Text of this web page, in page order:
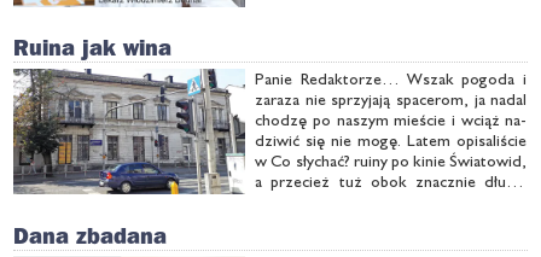
Ruina jak wina
Pa­nie Re­dak­to­rze… Wszak po­go­da i
za­ra­za nie sprzy­ja­ją spa­ce­rom, ja na­dal
cho­dzę po na­szym mie­ście i wciąż na­
dzi­wić się nie mo­gę. La­tem opi­sa­li­ście
w Co sły­chać? ru­iny po ki­nie Świa­to­wid,
a prze­cież tuż obok znacz­nie dłu­żej
Dana zbadana